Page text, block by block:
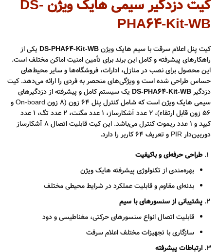
کیت دزدگیر سیمی هایک ویژن DS-
PHA64-Kit-WB
کیت پنل اعلام سرقت با سیم هایک ویژنDS-PHA64-Kit-WB یکی از
راهکارهای پیشرفته و کامل این برند برای تأمین امنیت اماکن مختلف است.
این محصول برای نصب در منازل، ادارات، فروشگاه‌ها و سایر محیط‌های
حساس طراحی شده است و ویژگی‌های منحصر به فردی را ارائه می‌دهد. کیت
دزدگیرDS-PHA64-Kit-WB یک سیستم کامل و پیشرفته از دزدگیرهای
سیمی هایک ویژن است که شامل کنترل پنل 64 زون (8 زون On-board و
56 زون قابل ارتقاء)، 2 عدد آشکارساز، 1 عدد مگنت، 2 عدد تگ، 1 عدد
کیپد و 1 عدد ریموت کنترل می‌باشد. این کیت قابلیت اتصال 8 آشکارساز
دوربین‌دار PIR و تعریف 64 کاربر را دارد.
طراحی حرفه‌ای و باکیفیت
بهره‌مندی از تکنولوژی پیشرفته‌ هایک ویژن
بدنه‌ای مقاوم و قابلیت عملکرد در شرایط محیطی مختلف
پشتیبانی از سنسورهای با سیم
قابلیت اتصال انواع سنسورهای حرکتی، مغناطیسی و دود
سازگاری با تجهیزات مختلف اعلام سرقت
ارتباطات پیشرفته